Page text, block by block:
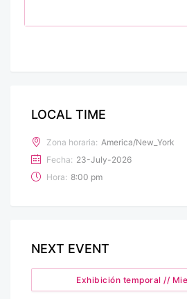
LOCAL TIME
Zona horaria: America/New_York
Fecha: 23-July-2026
Hora: 8:00 pm
NEXT EVENT
Exhibición temporal //